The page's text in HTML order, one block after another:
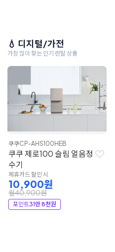
💧 디지털/가전
가장 많이 찾는 인기 렌탈 상품
쿠쿠CP-AHS100HEB
쿠쿠 제로100 슬림 얼음정
수기
제휴카드 할인 시
10,900원
월40,900원
포인트31만 8천원